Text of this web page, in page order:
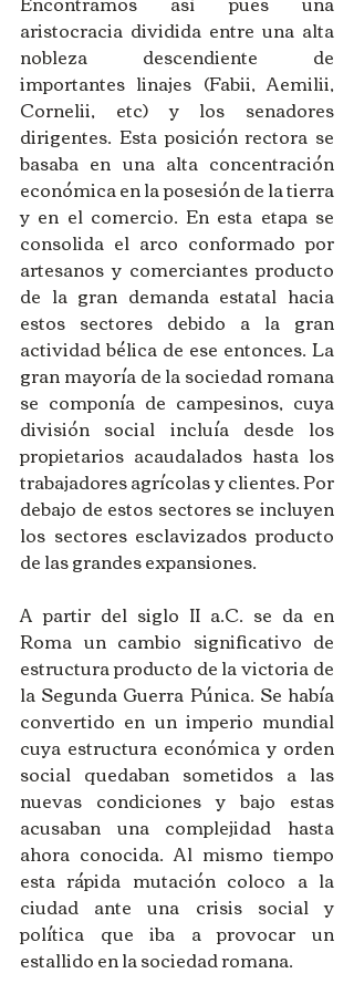
aristocracia dividida entre una alta
nobleza descendiente de
importantes linajes (Fabii, Aemilii,
Cornelii, etc) y los senadores
dirigentes. Esta posición rectora se
basaba en una alta concentración
económica en la posesión de la tierra
y en el comercio. En esta etapa se
consolida el arco conformado por
artesanos y comerciantes producto
de la gran demanda estatal hacia
estos sectores debido a la gran
actividad bélica de ese entonces. La
gran mayoría de la sociedad romana
se componía de campesinos, cuya
división social incluía desde los
propietarios acaudalados hasta los
trabajadores agrícolas y clientes. Por
debajo de estos sectores se incluyen
los sectores esclavizados producto
de las grandes expansiones.
A partir del siglo II a.C. se da en
Roma un cambio significativo de
estructura producto de la victoria de
la Segunda Guerra Púnica. Se había
convertido en un imperio mundial
cuya estructura económica y orden
social quedaban sometidos a las
nuevas condiciones y bajo estas
acusaban una complejidad hasta
ahora conocida. Al mismo tiempo
esta rápida mutación coloco a la
ciudad ante una crisis social y
política que iba a provocar un
estallido en la sociedad romana.